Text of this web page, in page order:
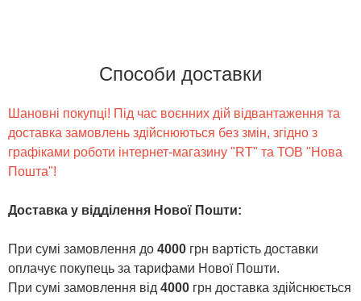
Способи доставки
Шановні покупці! Під час воєнних дій відвантаження та
доставка замовлень здійснюються без змін, згідно з
графіками роботи інтернет-магазину "RT" та ТОВ "Нова
Пошта"!
Доставка у відділення Нової Пошти:
При сумі замовлення до 4000 грн вартість доставки
оплачує покупець за тарифами Нової Пошти.
При сумі замовлення від 4000 грн доставка здійснюється